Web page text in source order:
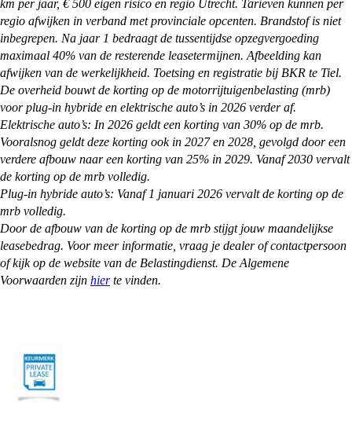
km per jaar, € 500 eigen risico en regio Utrecht. Tarieven kunnen per
regio afwijken in verband met provinciale opcenten. Brandstof is niet
inbegrepen. Na jaar 1 bedraagt de tussentijdse opzegvergoeding
maximaal 40% van de resterende leasetermijnen. Afbeelding kan
afwijken van de werkelijkheid. Toetsing en registratie bij BKR te Tiel.
De overheid bouwt de korting op de motorrijtuigenbelasting (mrb)
voor plug-in hybride en elektrische auto’s in 2026 verder af.
Elektrische auto’s: In 2026 geldt een korting van 30% op de mrb.
Vooralsnog geldt deze korting ook in 2027 en 2028, gevolgd door een
verdere afbouw naar een korting van 25% in 2029. Vanaf 2030 vervalt
de korting op de mrb volledig.
Plug-in hybride auto’s: Vanaf 1 januari 2026 vervalt de korting op de
mrb volledig.
Door de afbouw van de korting op de mrb stijgt jouw maandelijkse
leasebedrag. Voor meer informatie, vraag je dealer of contactpersoon
of kijk op de website van de Belastingdienst. De Algemene
Voorwaarden zijn hierte vinden.